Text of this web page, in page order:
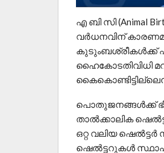
എ ബി സി (Animal
വർധനവിന്
കുടുംബശ്രീകൾക്ക്
ഹൈകോടതിവിധി
പൊതുജനങ്ങൾക്ക്
താൽക്കാലിക
ഒറ്റ വലിയ
ഷെൽട്ടറുകൾ